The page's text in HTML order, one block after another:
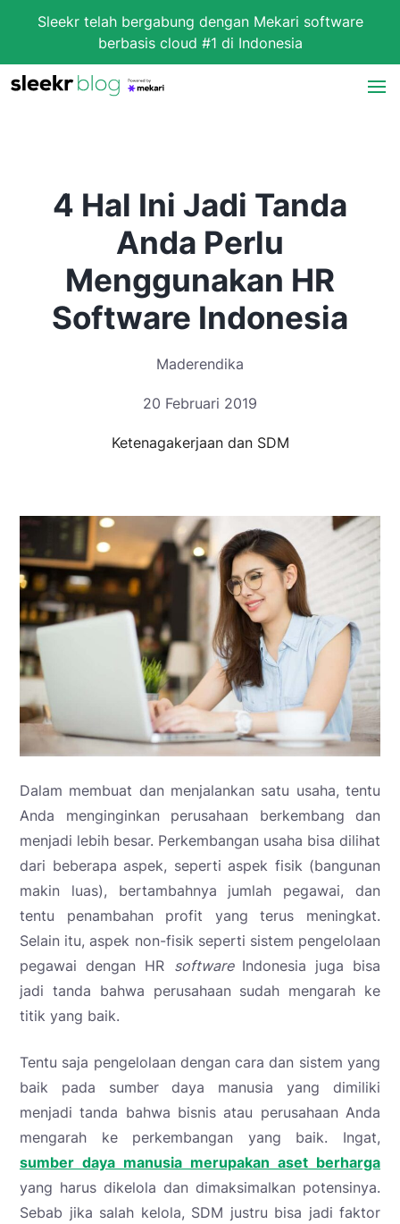
Sleekr telah bergabung dengan Mekari software
berbasis cloud #1 di Indonesia
4 Hal Ini Jadi Tanda
Anda Perlu
Menggunakan HR
Software Indonesia
Maderendika
20 Februari 2019
Ketenagakerjaan dan SDM
Dalam membuat dan menjalankan satu usaha, tentu
Anda menginginkan perusahaan berkembang dan
menjadi lebih besar. Perkembangan usaha bisa dilihat
dari beberapa aspek, seperti aspek fisik (bangunan
makin luas), bertambahnya jumlah pegawai, dan
tentu penambahan profit yang terus meningkat.
Selain itu, aspek non-fisik seperti sistem pengelolaan
pegawai dengan HR software Indonesia juga bisa
jadi tanda bahwa perusahaan sudah mengarah ke
titik yang baik.
Tentu saja pengelolaan dengan cara dan sistem yang
baik pada sumber daya manusia yang dimiliki
menjadi tanda bahwa bisnis atau perusahaan Anda
mengarah ke perkembangan yang baik. Ingat,
sumber daya manusia merupakan aset berharga
yang harus dikelola dan dimaksimalkan potensinya.
Sebab jika salah kelola, SDM justru bisa jadi faktor